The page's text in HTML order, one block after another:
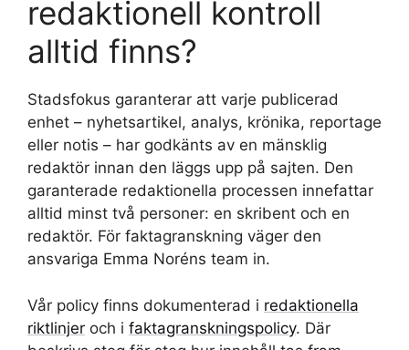
redaktionell kontroll
alltid finns?
Stadsfokus garanterar att varje publicerad
enhet – nyhetsartikel, analys, krönika, reportage
eller notis – har godkänts av en mänsklig
redaktör innan den läggs upp på sajten. Den
garanterade redaktionella processen innefattar
alltid minst två personer: en skribent och en
redaktör. För faktagranskning väger den
ansvariga Emma Noréns team in.
Vår policy finns dokumenterad i redaktionella
riktlinjer och i faktagranskningspolicy. Där